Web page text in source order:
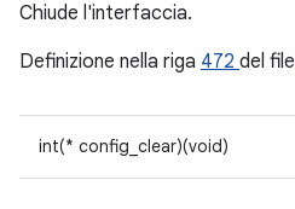
Chiude l'interfaccia.
Definizione nella riga 472 del file
int(* config_clear)(void)